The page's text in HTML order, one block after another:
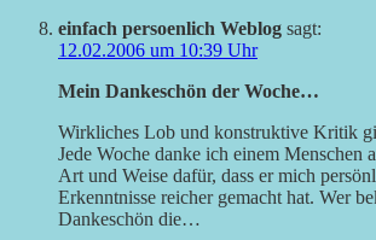
einfach persoenlich Weblog sagt:
12.02.2006 um 10:39 Uhr
Mein Dankeschön der Woche…
Wirkliches Lob und konstruktive Kritik
Jede Woche danke ich einem Menschen
Art und Weise dafür, dass er mich
Erkenntnisse reicher gemacht hat. Wer
Dankeschön die…